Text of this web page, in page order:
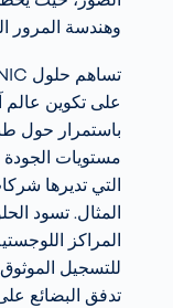
وهندسة المرور
على تكوين عالم
باستمرار حول
مستويات الجودة
التي تديرها
المثال. تسود
المراكز
للتسجيل
تدفق البضائع